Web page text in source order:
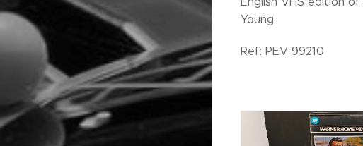
Young.
Ref: PEV 99210